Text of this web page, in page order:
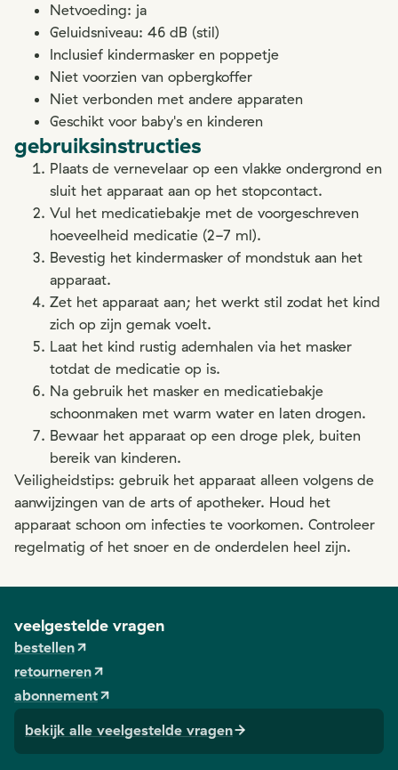
Netvoeding: ja
Geluidsniveau: 46 dB (stil)
Inclusief kindermasker en poppetje
Niet voorzien van opbergkoffer
Niet verbonden met andere apparaten
Geschikt voor baby's en kinderen
gebruiksinstructies
Plaats de vernevelaar op een vlakke ondergrond en
sluit het apparaat aan op het stopcontact.
Vul het medicatiebakje met de voorgeschreven
hoeveelheid medicatie (2-7 ml).
Bevestig het kindermasker of mondstuk aan het
apparaat.
Zet het apparaat aan; het werkt stil zodat het kind
zich op zijn gemak voelt.
Laat het kind rustig ademhalen via het masker
totdat de medicatie op is.
Na gebruik het masker en medicatiebakje
schoonmaken met warm water en laten drogen.
Bewaar het apparaat op een droge plek, buiten
bereik van kinderen.
Veiligheidstips: gebruik het apparaat alleen volgens de
aanwijzingen van de arts of apotheker. Houd het
apparaat schoon om infecties te voorkomen. Controleer
regelmatig of het snoer en de onderdelen heel zijn.
veelgestelde vragen
bestellen
retourneren
abonnement
bekijk alle veelgestelde vragen